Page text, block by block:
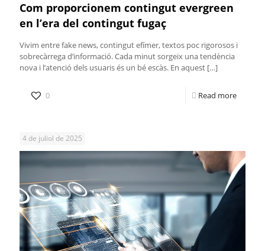
Com proporcionem contingut evergreen
en l’era del contingut fugaç
Vivim entre fake news, contingut efímer, textos poc rigorosos i
sobrecàrrega d’informació. Cada minut sorgeix una tendència
nova i l’atenció dels usuaris és un bé escàs. En aquest […]
0 Read more
4 de juliol de 2025